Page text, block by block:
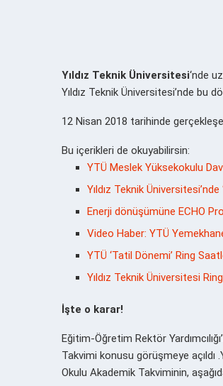
Yıldız Teknik Üniversitesi‘nde
Yıldız Teknik Üniversitesi’nde bu
12 Nisan 2018 tarihinde
Bu içerikleri de okuyabilirsin:
YTÜ Meslek Yüksekokulu
Yıldız Teknik
Enerji dönüşümüne ECHO
Video Haber: YTÜ
YTÜ ‘Tatil Dönemi’ Ring
Yıldız Teknik Üniversitesi
İşte o karar!
Eğitim-Öğretim Rektör
Takvimi konusu görüşmeye açıldı
Okulu Akademik Takviminin,